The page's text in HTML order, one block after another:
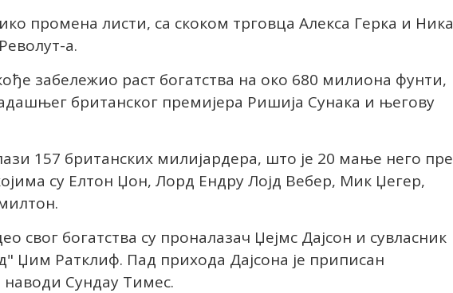
промена листи, са скоком трговца Алекса Герка и Ника
а.
забележио раст богатства на око 680 милиона фунти,
британског премијера Ришија Сунака и његову
157 британских милијардера, што је 20 мање него пре
су Елтон Џон, Лорд Ендру Лојд Вебер, Мик Џегер,
свог богатства су проналазач Џејмс Дајсон и сувласник
Џим Ратклиф. Пад прихода Дајсона је приписан
Сундаy Тимес.